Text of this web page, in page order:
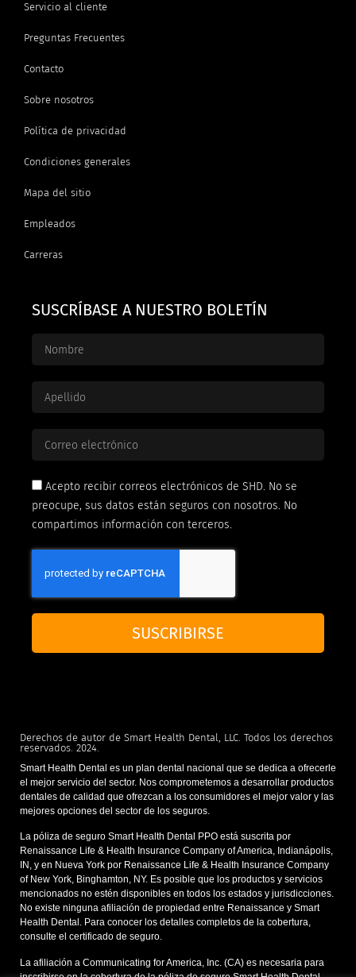
Servicio al cliente
Preguntas Frecuentes
Contacto
Sobre nosotros
Política de privacidad
Condiciones generales
Mapa del sitio
Empleados
Carreras
SUSCRÍBASE A NUESTRO BOLETÍN
Acepto recibir correos electrónicos de SHD. No se
preocupe, sus datos están seguros con nosotros. No
compartimos información con terceros.
SUSCRIBIRSE
Derechos de autor de Smart Health Dental, LLC. Todos los derechos
reservados. 2024.
Smart Health Dental es un plan dental nacional que se dedica a ofrecerle
el mejor servicio del sector. Nos comprometemos a desarrollar productos
dentales de calidad que ofrezcan a los consumidores el mejor valor y las
mejores opciones del sector de los seguros.
La póliza de seguro Smart Health Dental PPO está suscrita por
Renaissance Life & Health Insurance Company of America, Indianápolis,
IN, y en Nueva York por Renaissance Life & Health Insurance Company
of New York, Binghamton, NY. Es posible que los productos y servicios
mencionados no estén disponibles en todos los estados y jurisdicciones.
No existe ninguna afiliación de propiedad entre Renaissance y Smart
Health Dental. Para conocer los detalles completos de la cobertura,
consulte el certificado de seguro.
La afiliación a Communicating for America, Inc. (CA) es necesaria para